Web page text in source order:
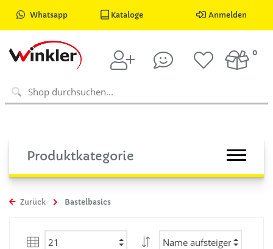
Whatsapp Kataloge Anmelden
0
Produktkategorie
Zurück Bastelbasics